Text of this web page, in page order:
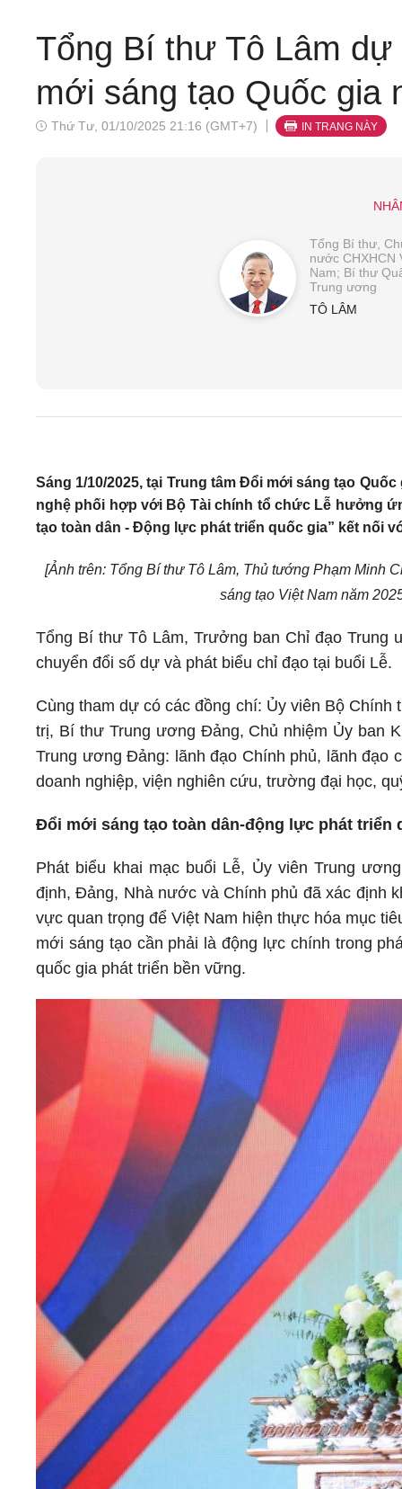
Tổng Bí thư Tô Lâm
mới sáng tạo Quốc gia
Thứ Tư, 01/10/2025 21:16 (GMT+7) IN TRANG NÀY
Tổng Bí thư,
nước CHXHCN
Nam; Bí thư
Trung ương
TÔ LÂM
Sáng 1/10/2025, tại Trung tâm Đổi mới sáng tạo
nghệ phối hợp với Bộ Tài chính tổ chức Lễ hưởng
tạo toàn dân - Động lực phát triển quốc gia” kết nối
[Ảnh trên: Tổng Bí thư Tô Lâm, Thủ tướng Phạm Minh
sáng tạo Việt Nam năm
Tổng Bí thư Tô Lâm, Trưởng ban Chỉ đạo Trung
chuyển đổi số dự và phát biểu chỉ đạo tại buổi Lễ.
Cùng tham dự có các đồng chí: Ủy viên Bộ
trị, Bí thư Trung ương Đảng, Chủ nhiệm Ủy ban
Trung ương Đảng: lãnh đạo Chính phủ, lãnh đạo
doanh nghiệp, viện nghiên cứu, trường đại học,
Đổi mới sáng tạo toàn dân-động lực phát triển
Phát biểu khai mạc buổi Lễ, Ủy viên Trung
định, Đảng, Nhà nước và Chính phủ đã xác định
vực quan trọng để Việt Nam hiện thực hóa mục
mới sáng tạo cần phải là động lực chính trong
quốc gia phát triển bền vững.